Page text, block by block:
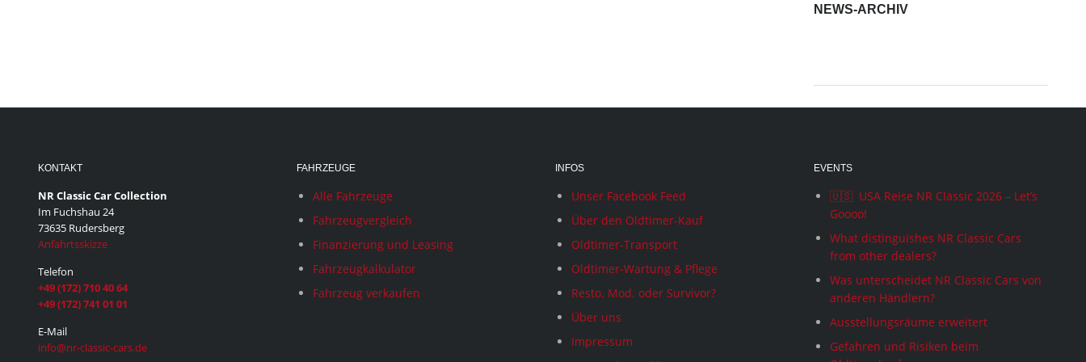
NEWS-ARCHIV
KONTAKT
NR Classic Car Collection
Im Fuchshau 24
73635 Rudersberg
Anfahrtsskizze
Telefon
+49 (172) 710 40 64
+49 (172) 741 01 01
E-Mail
info@nr-classic-cars.de
FAHRZEUGE
Alle Fahrzeuge
Fahrzeugvergleich
Finanzierung und Leasing
Fahrzeugkalkulator
Fahrzeug verkaufen
INFOS
Unser Facebook Feed
Über den Oldtimer-Kauf
Oldtimer-Transport
Oldtimer-Wartung & Pflege
Resto. Mod. oder Survivor?
Über uns
Impressum
EVENTS
🇺🇸 USA Reise NR Classic 2026 – Let’s
Goooo!
What distinguishes NR Classic Cars
from other dealers?
Was unterscheidet NR Classic Cars von
anderen Händlern?
Ausstellungsräume erweitert
Gefahren und Risiken beim